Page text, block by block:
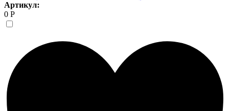
Артикул:
0 Р